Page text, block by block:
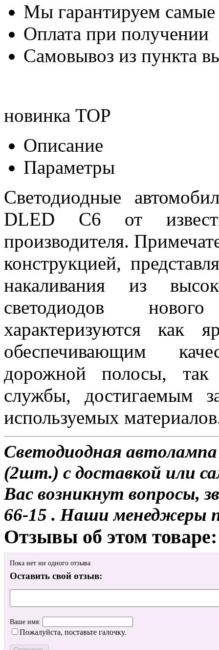
Мы гарантируем
Оплата при получении
Самовывоз из пункта
новинка TOP
Описание
Параметры
Светодиодные
DLED C6 от
производителя.
конструкцией,
накаливания из
светодиодов
характеризуются
обеспечивающим
дорожной полосы,
службы, достигаемым
используемых
Светодиодная
(2шт.) с доставкой или
Вас возникнут вопросы,
66-15 . Наши менеджеры
Отзывы об этом товаре:
Пока нет ни одного отзыва
Оставить свой отзыв:
Ваше имя:
Пожалуйста, поставьте галочку.